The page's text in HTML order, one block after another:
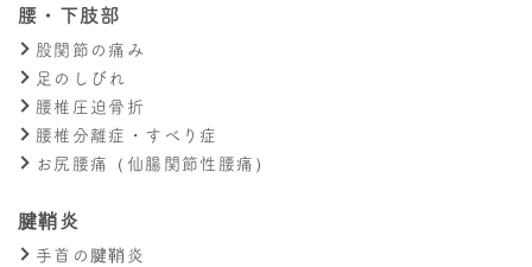
腰・下肢部
股関節の痛み
足のしびれ
腰椎圧迫骨折
腰椎分離症・すべり症
お尻腰痛（仙腸関節性腰痛）
腱鞘炎
手首の腱鞘炎